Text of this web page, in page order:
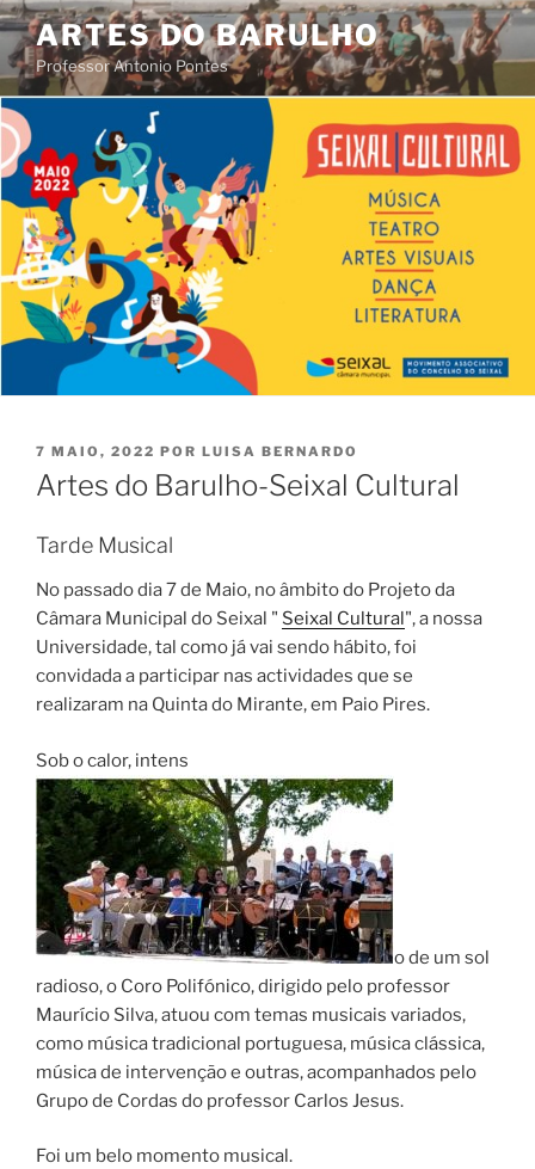
Saltar
para
o
conteúdo
ARTES DO BARULHO
Professor Antonio Pontes
PUBLICADO
EM
7 MAIO, 2022 POR LUISA BERNARDO
Artes do Barulho-Seixal Cultural
Tarde Musical
No passado dia 7 de Maio, no âmbito do Projeto da
Câmara Municipal do Seixal " Seixal Cultural", a nossa
Universidade, tal como já vai sendo hábito, foi
convidada a participar nas actividades que se
realizaram na Quinta do Mirante, em Paio Pires.
Sob o calor, intens
o de um sol
radioso, o Coro Polifónico, dirigido pelo professor
Maurício Silva, atuou com temas musicais variados,
como música tradicional portuguesa, música clássica,
música de intervenção e outras, acompanhados pelo
Grupo de Cordas do professor Carlos Jesus.
Foi um belo momento musical.